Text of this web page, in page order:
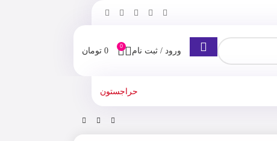
ورود / ثبت نام 0
0 تومان
حراجستون